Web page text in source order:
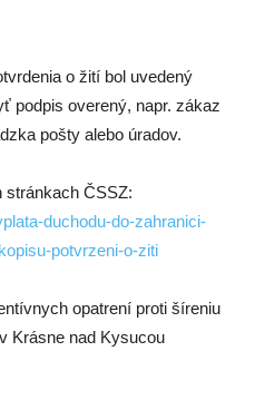
o žití bol uvedený
podpis overený, napr. zákaz
pošty alebo úradov.
stránkach ČSSZ:
duchodu-do-zahranici-
potvrzeni-o-ziti
opatrení proti šíreniu
Krásne nad Kysucou